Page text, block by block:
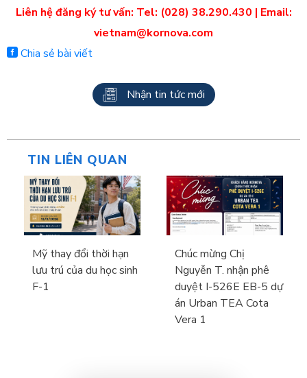
Liên hệ đăng ký tư vấn: Tel: (028) 38.290.430 | Email:
vietnam@kornova.com
Chia sẻ bài viết
Nhận tin tức mới
TIN LIÊN QUAN
Mỹ thay đổi thời hạn
lưu trú của du học sinh
F-1
Chúc mừng Chị
Nguyễn T. nhận phê
duyệt I-526E EB-5 dự
án Urban TEA Cota
Vera 1